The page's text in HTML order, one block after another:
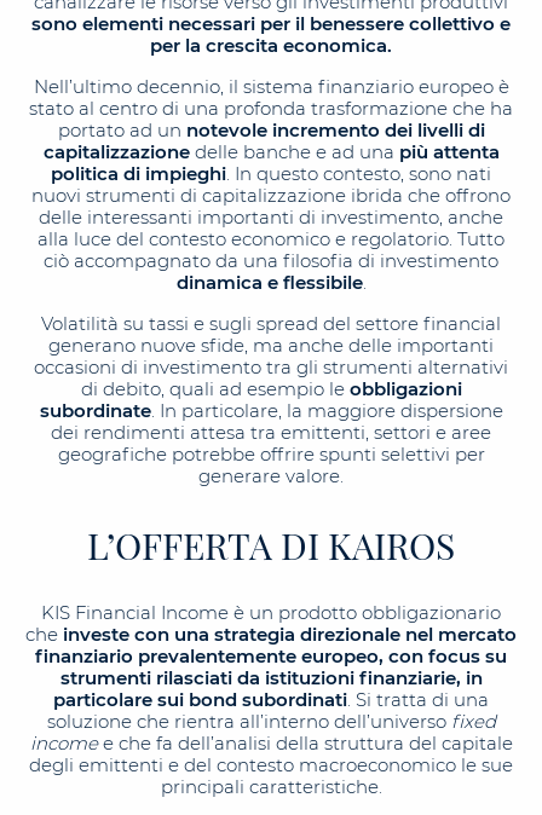
sono elementi necessari per il benessere collettivo e
per la crescita economica.
Nell’ultimo decennio, il sistema finanziario europeo è
stato al centro di una profonda trasformazione che ha
portato ad un notevole incremento dei livelli di
capitalizzazionedelle banche e ad una più attenta
politica di impieghi. In questo contesto, sono nati
nuovi strumenti di capitalizzazione ibrida che offrono
delle interessanti importanti di investimento, anche
alla luce del contesto economico e regolatorio. Tutto
ciò accompagnato da una filosofia di investimento
dinamica e flessibile.
Volatilità su tassi e sugli spread del settore financial
generano nuove sfide, ma anche delle importanti
occasioni di investimento tra gli strumenti alternativi
di debito, quali ad esempio le obbligazioni
subordinate. In particolare, la maggiore dispersione
dei rendimenti attesa tra emittenti, settori e aree
geografiche potrebbe offrire spunti selettivi per
generare valore.
L’OFFERTA DI KAIROS
KIS Financial Income è un prodotto obbligazionario
che investe con una strategia direzionale nel mercato
finanziario prevalentemente europeo, con focus su
strumenti rilasciati da istituzioni finanziarie, in
particolare sui bond subordinati. Si tratta di una
soluzione che rientra all’interno dell’universo fixed
incomee che fa dell’analisi della struttura del capitale
degli emittenti e del contesto macroeconomico le sue
principali caratteristiche.